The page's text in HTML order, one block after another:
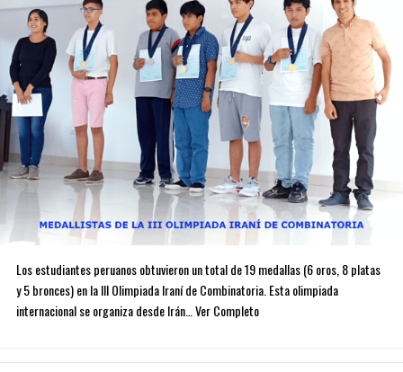
Los estudiantes peruanos obtuvieron un total de 19 medallas (6 oros, 8 platas
y 5 bronces) en la III Olimpiada Iraní de Combinatoria. Esta olimpiada
internacional se organiza desde Irán… Ver Completo